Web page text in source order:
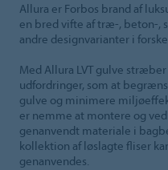
Allura er Forbos brand af
en bred vifte af træ-, beton-,
andre designvarianter i
Med Allura LVT gulve
udfordringer, som at
gulve og minimere
er nemme at montere og
genanvendt materiale i
kollektion af løslagte fliser
genanvendes.